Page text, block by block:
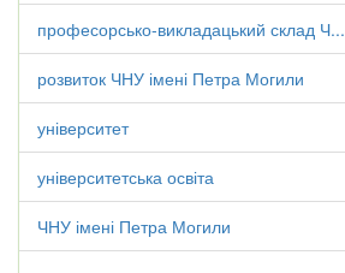
професорсько-викладацький склад Ч...
розвиток ЧНУ імені Петра Могили
університет
університетська освіта
ЧНУ імені Петра Могили